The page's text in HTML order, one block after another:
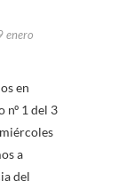
enero
nº 1 del 3
a
del